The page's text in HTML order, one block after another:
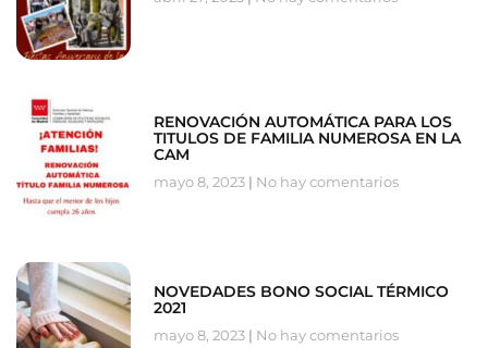
RENOVACIÓN AUTOMÁTICA PARA LOS
TITULOS DE FAMILIA NUMEROSA EN LA
CAM
mayo 8, 2023 No hay comentarios
NOVEDADES BONO SOCIAL TÉRMICO
2021
mayo 8, 2023 No hay comentarios